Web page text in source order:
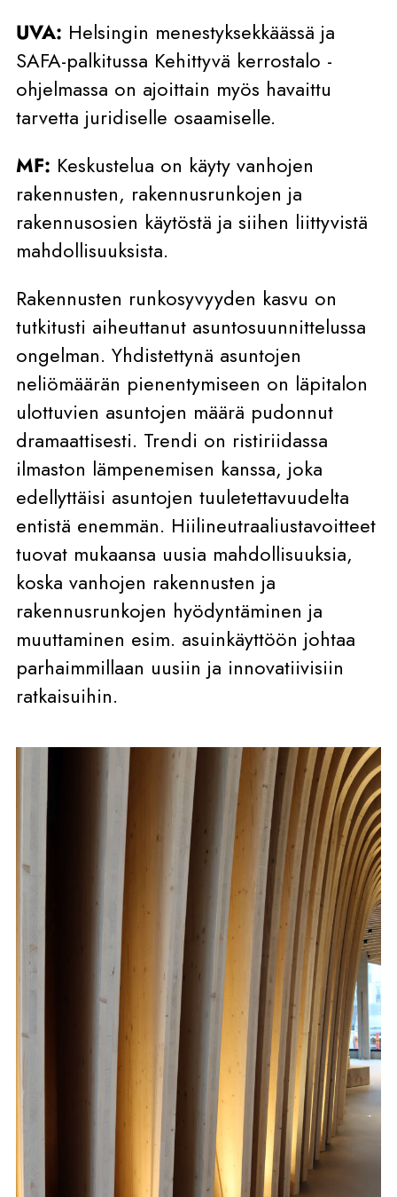
UVA: Helsingin menestyksekkäässä ja
SAFA-palkitussa Kehittyvä kerrostalo -
ohjelmassa on ajoittain myös havaittu
tarvetta juridiselle osaamiselle.
MF: Keskustelua on käyty vanhojen
rakennusten, rakennusrunkojen ja
rakennusosien käytöstä ja siihen liittyvistä
mahdollisuuksista.
Rakennusten runkosyvyyden kasvu on
tutkitusti aiheuttanut asuntosuunnittelussa
ongelman. Yhdistettynä asuntojen
neliömäärän pienentymiseen on läpitalon
ulottuvien asuntojen määrä pudonnut
dramaattisesti. Trendi on ristiriidassa
ilmaston lämpenemisen kanssa, joka
edellyttäisi asuntojen tuuletettavuudelta
entistä enemmän. Hiilineutraaliustavoitteet
tuovat mukaansa uusia mahdollisuuksia,
koska vanhojen rakennusten ja
rakennusrunkojen hyödyntäminen ja
muuttaminen esim. asuinkäyttöön johtaa
parhaimmillaan uusiin ja innovatiivisiin
ratkaisuihin.